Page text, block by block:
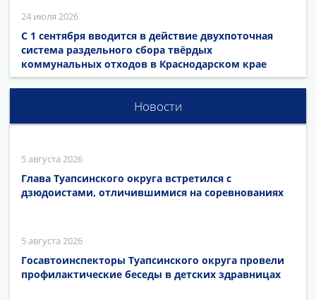
24 июля 2026
С 1 сентября вводится в действие двухпоточная
система раздельного сбора твёрдых
коммунальных отходов в Краснодарском крае
Новости
5 августа 2026
Глава Туапсинского округа встретился с
дзюдоистами, отличившимися на соревнованиях
5 августа 2026
Госавтоинспекторы Туапсинского округа провели
профилактические беседы в детских здравницах